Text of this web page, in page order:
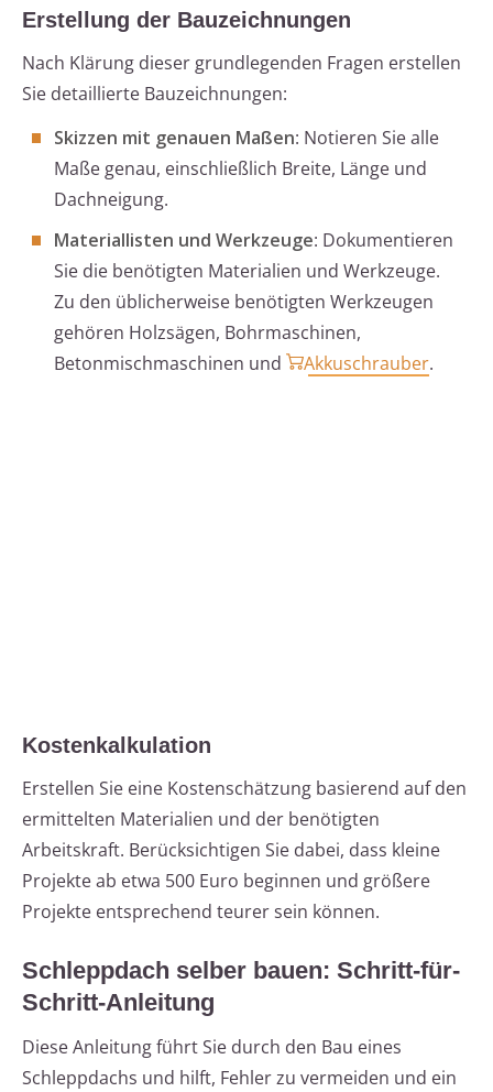
Erstellung der Bauzeichnungen
Nach Klärung dieser grundlegenden Fragen erstellen
Sie detaillierte Bauzeichnungen:
Skizzen mit genauen Maßen: Notieren Sie alle
Maße genau, einschließlich Breite, Länge und
Dachneigung.
Materiallisten und Werkzeuge: Dokumentieren
Sie die benötigten Materialien und Werkzeuge.
Zu den üblicherweise benötigten Werkzeugen
gehören Holzsägen, Bohrmaschinen,
Betonmischmaschinen und
Akkuschrauber.
Kostenkalkulation
Erstellen Sie eine Kostenschätzung basierend auf den
ermittelten Materialien und der benötigten
Arbeitskraft. Berücksichtigen Sie dabei, dass kleine
Projekte ab etwa 500 Euro beginnen und größere
Projekte entsprechend teurer sein können.
Schleppdach selber bauen: Schritt-für-
Schritt-Anleitung
Diese Anleitung führt Sie durch den Bau eines
Schleppdachs und hilft, Fehler zu vermeiden und ein